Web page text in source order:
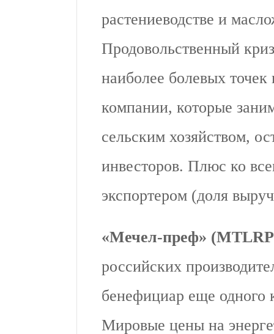
растениеводстве и
Продовольственный
наиболее болевых
компании, которые
сельским хозяйством,
инвесторов. Плюс ко
экспортером (доля
«Мечел-преф»
российских
бенефициар еще одного
Мировые цены на